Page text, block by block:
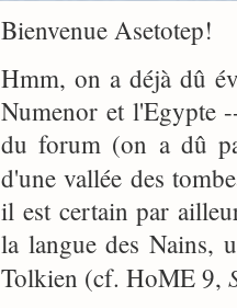
Bienvenue Asetotep!
Hmm, on a déjà dû
Numenor et l'Egypte
du forum (on a dû
d'une vallée des
il est certain par
la langue des Nains,
Tolkien (cf. HoME 9,